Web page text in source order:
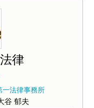
律
一法律事務所
谷 郁夫